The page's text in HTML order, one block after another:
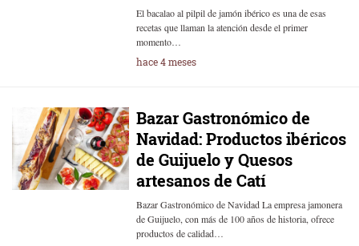
El bacalao al pilpil de jamón ibérico es una de esas
recetas que llaman la atención desde el primer
momento…
hace 4 meses
Bazar Gastronómico de
Navidad: Productos ibéricos
de Guijuelo y Quesos
artesanos de Catí
Bazar Gastronómico de Navidad La empresa jamonera
de Guijuelo, con más de 100 años de historia, ofrece
productos de calidad…